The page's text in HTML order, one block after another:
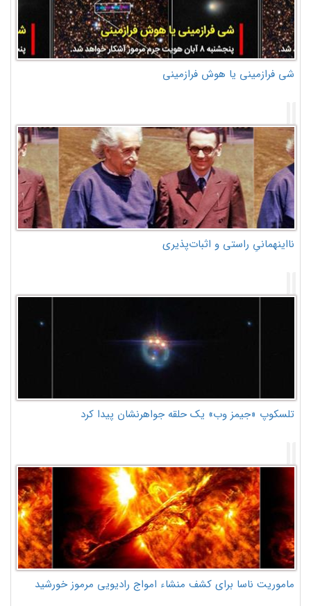
شی فرازمینی یا هوش فرازمینی
نااینهمانیِ راستی و اثبات‌پذیری
تلسکوپ «جیمز وب» یک حلقه جواهرنشان پیدا کرد
ماموریت ناسا برای کشف منشاء امواج رادیویی مرموز خورشید